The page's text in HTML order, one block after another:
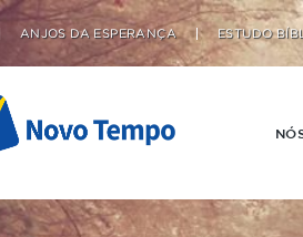
ANJOS DA ESPERANÇA ESTUDO